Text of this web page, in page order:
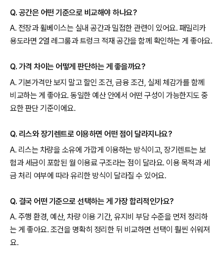
Q. 공간은 어떤 기준으로 비교해야 하나요?
A. 전장과 휠베이스는 실내 공간과 밀접한 관련이 있어요. 패밀리카
용도라면 2열 레그룸과 트렁크 적재 공간을 함께 확인하는 게 좋아요.
Q. 가격 차이는 어떻게 판단하는 게 좋을까요?
A. 기본가격만 보지 말고 할인 조건, 금융 조건, 실제 체감가를 함께
비교하는 게 좋아요. 동일한 예산 안에서 어떤 구성이 가능한지도 중
요한 판단 기준이에요.
Q. 리스와 장기렌트로 이용하면 어떤 점이 달라지나요?
A. 리스는 차량을 소유에 가깝게 이용하는 방식이고, 장기렌트는 보
험과 세금이 포함된 월 이용료 구조라는 점이 달라요. 이용 목적과 세
금 처리 여부에 따라 유리한 방식이 달라질 수 있어요.
Q. 결국 어떤 기준으로 선택하는 게 가장 합리적인가요?
A. 주행 환경, 예산, 차량 이용 기간, 유지비 부담 수준을 먼저 정리하
는 게 좋아요. 조건을 명확히 정리한 뒤 비교하면 선택이 훨씬 쉬워져
요.